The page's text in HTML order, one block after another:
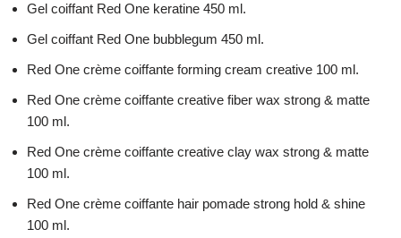
Gel coiffant Red One keratine 450 ml.
Gel coiffant Red One bubblegum 450 ml.
Red One crème coiffante forming cream creative 100 ml.
Red One crème coiffante creative fiber wax strong & matte
100 ml.
Red One crème coiffante creative clay wax strong & matte
100 ml.
Red One crème coiffante hair pomade strong hold & shine
100 ml.